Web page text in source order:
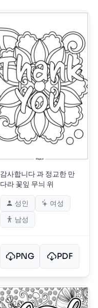
감사합니다 과 정교한 만
다라 꽃잎 무늬 위
성인
여성
남성
PNG PDF